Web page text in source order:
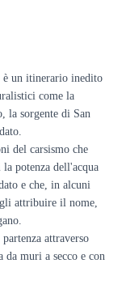
un itinerario inedito
come la
la sorgente di San
del carsismo che
potenza dell'acqua
e che, in alcuni
attribuire il nome,
attraverso
da muri a secco e con